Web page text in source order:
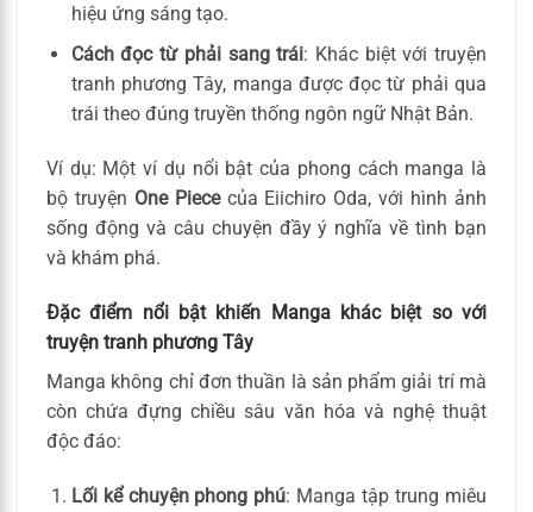
hiệu ứng sáng tạo.
Cách đọc từ phải sang trái: Khác biệt với truyện
tranh phương Tây, manga được đọc từ phải qua
trái theo đúng truyền thống ngôn ngữ Nhật Bản.
Ví dụ: Một ví dụ nổi bật của phong cách manga là
bộ truyện One Piececủa Eiichiro Oda, với hình ảnh
sống động và câu chuyện đầy ý nghĩa về tình bạn
và khám phá.
Đặc điểm nổi bật khiến Manga khác biệt so với
truyện tranh phương Tây
Manga không chỉ đơn thuần là sản phẩm giải trí mà
còn chứa đựng chiều sâu văn hóa và nghệ thuật
độc đáo:
Lối kể chuyện phong phú: Manga tập trung miêu